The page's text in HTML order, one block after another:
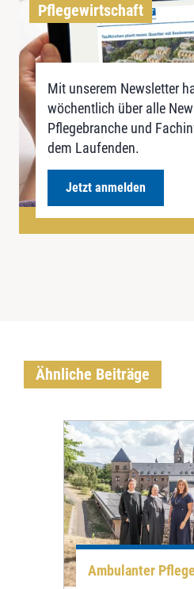
Pflegewirtschaft
Mit unserem Newsletter
wöchentlich über alle
Pflegebranche und
dem Laufenden.
Jetzt anmelden
Ähnliche Beiträge
Ambulanter